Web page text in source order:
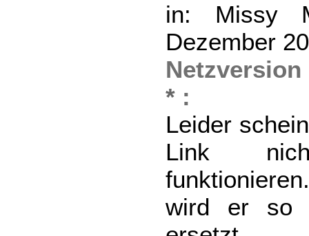
in: Missy
Dezember
Netzversion
* :
Leider
Link
wird er so